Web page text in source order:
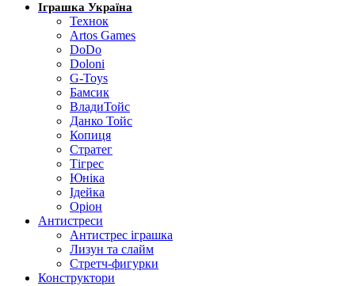
Іграшка Україна
Технок
Artos Games
DoDo
Doloni
G-Toys
Бамсик
ВладиТойс
Данко Тойс
Копиця
Стратег
Тігрес
Юніка
Ідейка
Оріон
Антистреси
Антистрес іграшка
Лизун та слайм
Стретч-фигурки
Конструктори